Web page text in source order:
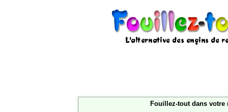
Fouillez-tout dans votre